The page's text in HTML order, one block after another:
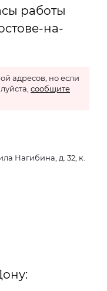
работы
на-
адресов, но если
сообщите
Нагибина, д. 32, к.